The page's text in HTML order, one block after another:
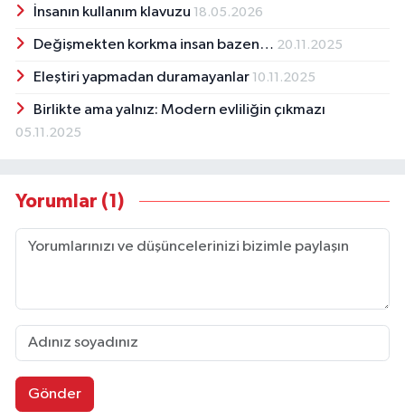
İnsanın kullanım klavuzu 18.05.2026
Değişmekten korkma insan bazen… 20.11.2025
Eleştiri yapmadan duramayanlar 10.11.2025
Birlikte ama yalnız: Modern evliliğin çıkmazı
05.11.2025
Yorumlar (1)
Gönder